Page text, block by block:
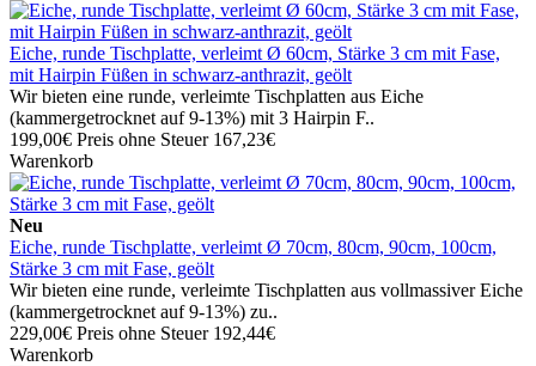
Eiche, runde Tischplatte, verleimt Ø 60cm, Stärke 3 cm mit Fase,
mit Hairpin Füßen in schwarz-anthrazit, geölt
Wir bieten eine runde, verleimte Tischplatten aus Eiche
(kammergetrocknet auf 9-13%) mit 3 Hairpin F..
199,00€ Preis ohne Steuer 167,23€
Warenkorb
Neu
Eiche, runde Tischplatte, verleimt Ø 70cm, 80cm, 90cm, 100cm,
Stärke 3 cm mit Fase, geölt
Wir bieten eine runde, verleimte Tischplatten aus vollmassiver Eiche
(kammergetrocknet auf 9-13%) zu..
229,00€ Preis ohne Steuer 192,44€
Warenkorb